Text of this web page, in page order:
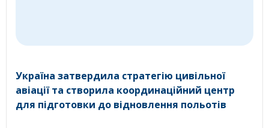
Україна затвердила стратегію цивільної
авіації та створила координаційний центр
для підготовки до відновлення польотів